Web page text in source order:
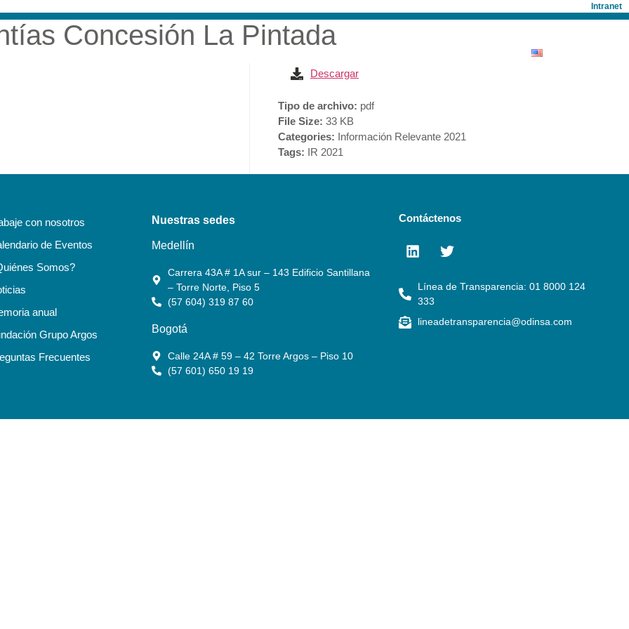
Intranet
Concesión La Pintada
Descargar
Tipo de archivo: pdf
File Size: 33 KB
Categories: Información Relevante 2021
Tags: IR 2021
con nosotros
de Eventos
Somos?
anual
Grupo Argos
Frecuentes
Nuestras sedes
Medellín
Carrera 43A # 1A sur – 143 Edificio Santillana
– Torre Norte, Piso 5
(57 604) 319 87 60
Bogotá
Calle 24A # 59 – 42 Torre Argos – Piso 10
(57 601) 650 19 19
Contáctenos
Línea de Transparencia: 01 8000 124
333
lineadetransparencia@odinsa.com